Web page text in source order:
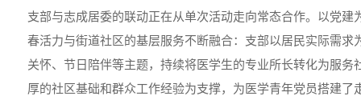
支部与志成居委的联动正在从单次活动走向常态合作。以党建
春活力与街道社区的基层服务不断融合：支部以居民实际需求
关怀、节日陪伴等主题，持续将医学生的专业所长转化为服务
厚的社区基础和群众工作经验为支撑，为医学青年党员搭建了